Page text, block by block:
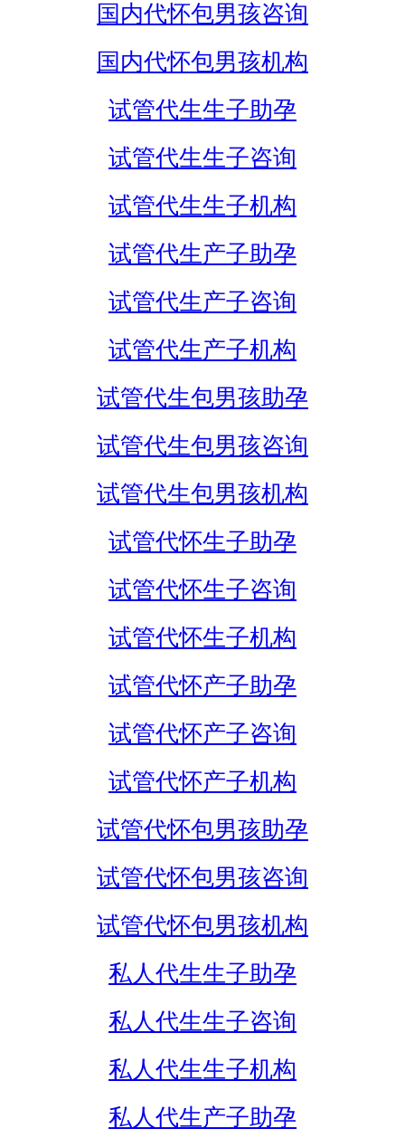
国内代怀包男孩咨询
国内代怀包男孩机构
试管代生生子助孕
试管代生生子咨询
试管代生生子机构
试管代生产子助孕
试管代生产子咨询
试管代生产子机构
试管代生包男孩助孕
试管代生包男孩咨询
试管代生包男孩机构
试管代怀生子助孕
试管代怀生子咨询
试管代怀生子机构
试管代怀产子助孕
试管代怀产子咨询
试管代怀产子机构
试管代怀包男孩助孕
试管代怀包男孩咨询
试管代怀包男孩机构
私人代生生子助孕
私人代生生子咨询
私人代生生子机构
私人代生产子助孕